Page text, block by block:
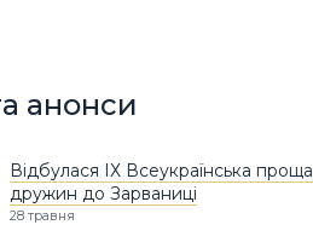
анонси
Відбулася ІХ Всеукраїнська
дружин до Зарваниці
28 травня